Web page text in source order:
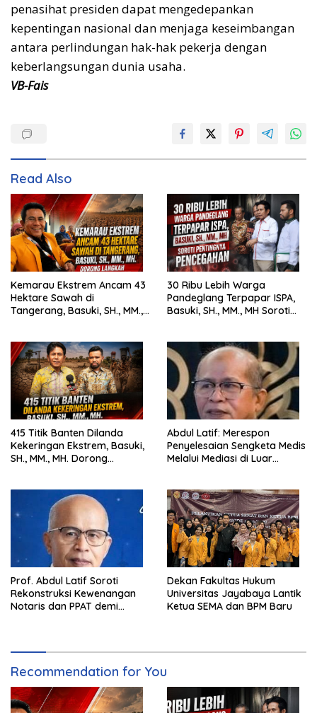
penasihat presiden dapat mengedepankan
kepentingan nasional dan menjaga keseimbangan
antara perlindungan hak-hak pekerja dengan
keberlangsungan dunia usaha.
VB-Fais
Read Also
Kemarau Ekstrem Ancam 43
Hektare Sawah di
Tangerang, Basuki, SH., MM.,
30 Ribu Lebih Warga
Pandeglang Terpapar ISPA,
Basuki, SH., MM., MH Soroti
415 Titik Banten Dilanda
Kekeringan Ekstrem, Basuki,
SH., MM., MH. Dorong
Abdul Latif: Merespon
Penyelesaian Sengketa Medis
Melalui Mediasi di Luar
Prof. Abdul Latif Soroti
Rekonstruksi Kewenangan
Notaris dan PPAT demi
Dekan Fakultas Hukum
Universitas Jayabaya Lantik
Ketua SEMA dan BPM Baru
Recommendation for You